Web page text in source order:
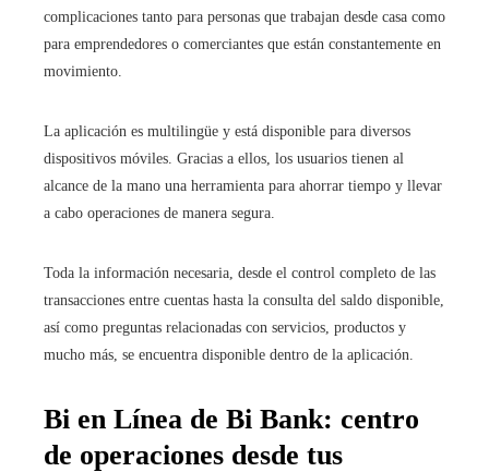
complicaciones tanto para personas que trabajan desde casa como
para emprendedores o comerciantes que están constantemente en
movimiento.
La aplicación es multilingüe y está disponible para diversos
dispositivos móviles. Gracias a ellos, los usuarios tienen al
alcance de la mano una herramienta para ahorrar tiempo y llevar
a cabo operaciones de manera segura.
Toda la información necesaria, desde el control completo de las
transacciones entre cuentas hasta la consulta del saldo disponible,
así como preguntas relacionadas con servicios, productos y
mucho más, se encuentra disponible dentro de la aplicación.
Bi en Línea de Bi Bank: centro
de operaciones desde tus